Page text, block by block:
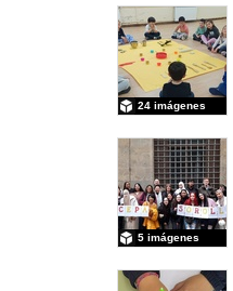
24 imágenes
5 imágenes